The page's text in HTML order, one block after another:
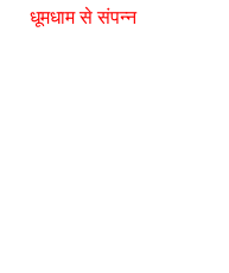
धूमधाम से संपन्न